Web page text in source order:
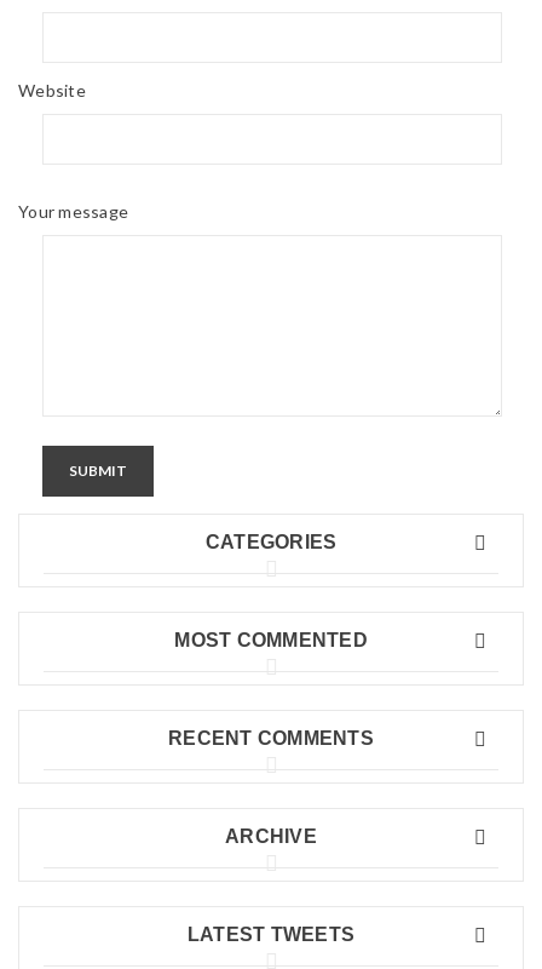
Website
Your message
SUBMIT
CATEGORIES
MOST COMMENTED
RECENT COMMENTS
ARCHIVE
LATEST TWEETS